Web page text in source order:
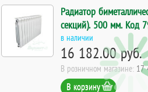
Радиатор
секций). 500 мм. Код
в наличии
16 182.00 руб.
В розничном магазине: 17
В корзину